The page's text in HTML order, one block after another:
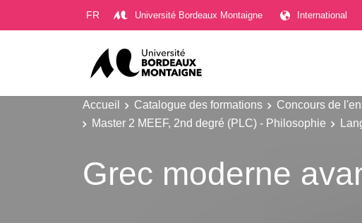
FR Université Bordeaux Montaigne International
Accueil Catalogue des formations Concours de
Master 2 MEEF, 2nd degré (PLC) - Philosophie
Grec moderne